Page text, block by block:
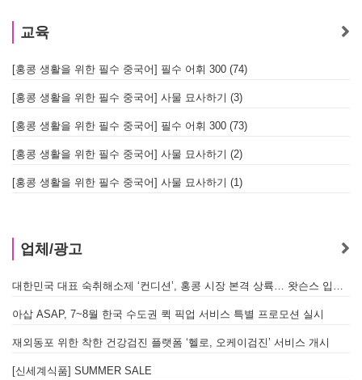
교육
[홍콩 생활을 위한 필수 중국어] 필수 어휘 300 (74)
[홍콩 생활을 위한 필수 중국어] 사물 묘사하기 (3)
[홍콩 생활을 위한 필수 중국어] 필수 어휘 300 (73)
[홍콩 생활을 위한 필수 중국어] 사물 묘사하기 (2)
[홍콩 생활을 위한 필수 중국어] 사물 묘사하기 (1)
업체/광고
대한민국 대표 숙취해소제 ‘컨디션’, 홍콩 시장 본격 상륙… 왓슨스 입점 기념 할인 행사 진행
아삽 ASAP, 7~8월 한국 수도권 퀵 픽업 서비스 특별 프로모션 실시
재외동포 위한 착한 건강검진 플랫폼 ‘헬로, 오케이검진’ 서비스 개시
[신세계식품] SUMMER SALE